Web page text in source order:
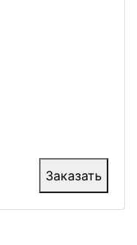
Заказать